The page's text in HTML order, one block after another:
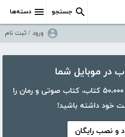
دسته‌ها جستجو
ورود / ثبت نام
با اپلیکیشن کتابراه، بیش از ۵۰،۰۰۰ کتاب، کتاب صوتی و رمان را
خود داشته باشید!
و نصب رایگان